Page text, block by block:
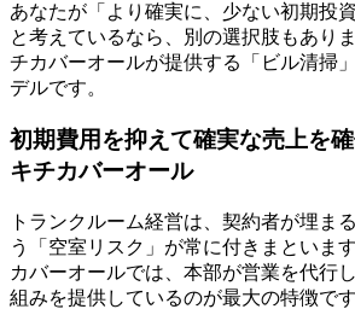
あなたが「より確実に、少ない初期投
と考えているなら、別の選択肢もあり
チカバーオールが提供する「ビル清掃
デルです。
初期費用を抑えて確実な売上を
キチカバーオール
トランクルーム経営は、契約者が埋ま
う「空室リスク」が常に付きまといま
カバーオールでは、本部が営業を代行し
組みを提供しているのが最大の特徴です